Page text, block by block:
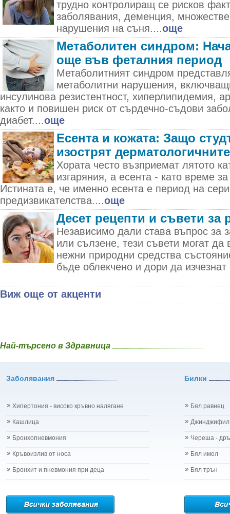
трудно контролиращ се рисков
заболявания, деменция,
нарушения на съня....още
Метаболитен синдром:
още във феталния период
Метаболитният синдром
метаболитни нарушения,
инсулинова резистентност, хиперлипидемия,
както и повишен риск от сърдечно-съдови
диабет....още
Есента и кожата: Защо
изострят
Хората често възприемат лятото
изгаряния, а есента - като време
Истината е, че именно есента е период на
предизвикателства....още
Десет рецепти и съвети за
Независимо дали става въпрос за
или сълзене, тези съвети могат
нежни природни средства
бъде облекчено и дори да
Виж още от акценти
Най-търсено в Здравница
Заболявания Билки
Хипертония - високо кръвно налягане
Кашлица
Бронхопневмония
Кръвоизлив от носа
Бронхит и пневмония при деца
Бял равнец
Джинджифил
Череша -
Бял имел
Бял трън